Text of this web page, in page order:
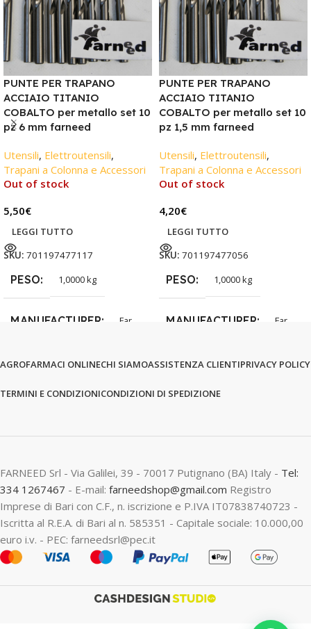
PUNTE PER TRAPANO
ACCIAIO TITANIO
COBALTO per metallo set 10
pz 6 mm farneed
Utensili, Elettroutensili,
Trapani a Colonna e Accessori
Out of stock
5,50€
LEGGI TUTTO
SKU: 701197477117
PESO 1,0000 kg
MANUFACTURER Far
PUNTE PER TRAPANO
ACCIAIO TITANIO
COBALTO per metallo set 10
pz 1,5 mm farneed
Utensili, Elettroutensili,
Trapani a Colonna e Accessori
Out of stock
4,20€
LEGGI TUTTO
SKU: 701197477056
PESO 1,0000 kg
MANUFACTURER Far
AGROFARMACI ONLINECHI SIAMOASSISTENZA CLIENTIPRIVACY POLICY
TERMINI E CONDIZIONICONDIZIONI DI SPEDIZIONE
FARNEED Srl - Via Galilei, 39 - 70017 Putignano (BA) Italy - Tel:
334 1267467 - E-mail: farneedshop@gmail.com Registro
Imprese di Bari con C.F., n. iscrizione e P.IVA IT07838740723 -
Iscritta al R.E.A. di Bari al n. 585351 - Capitale sociale: 10.000,00
euro i.v. - PEC: farneedsrl@pec.it